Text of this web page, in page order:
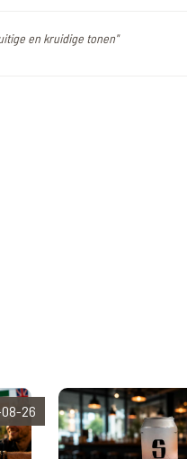
en kruidige tonen"
26